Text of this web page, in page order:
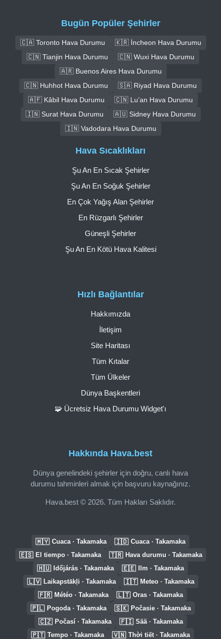
Bugün Popüler Şehirler
🇨🇦 Toronto Hava Durumu
🇰🇷 İncheon Hava Durumu
🇨🇳 Tianjin Hava Durumu
🇨🇳 Wuxi Hava Durumu
🇦🇷 Buenos Aires Hava Durumu
🇨🇳 Huhhot Hava Durumu
🇸🇦 Riyad Hava Durumu
🇦🇫 Kâbil Hava Durumu
🇨🇳 Lu’an Hava Durumu
🇮🇳 Surat Hava Durumu
🇦🇺 Sidney Hava Durumu
🇮🇳 Vadodara Hava Durumu
Hakkında Hava.best
Dünya genelindeki şehirler için doğru, canlı hava
durumu tahminleri almak için başvuru kaynağınız.
Hava.best © 2026. Tüm Hakları Saklıdır.
Hızlı Bağlantılar
Hakkımızda
İletişim
Site Haritası
Tüm Kıtalar
Tüm Ülkeler
Dünya Başkentleri
🧩 Ücretsiz Hava Durumu Widget'ı
Hava Sıcaklıkları
Şu An En Sıcak Şehirler
Şu An En Soğuk Şehirler
En Çok Yağış Alan Şehirler
En Rüzgarlı Şehirler
Güneşli Şehirler
Şu An En Kötü Hava Kalitesi
🇲🇾 Cuaca · Takamaka 🇮🇩 Cuaca · Takamaka
🇪🇸 El tiempo · Takamaka 🇹🇷 Hava durumu · Takamaka
🇭🇺 Időjárás · Takamaka 🇪🇪 Ilm · Takamaka
🇱🇻 Laikapstākļi · Takamaka 🇮🇹 Meteo · Takamaka
🇫🇷 Météo · Takamaka 🇱🇹 Oras · Takamaka
🇵🇱 Pogoda · Takamaka 🇸🇰 Počasie · Takamaka
🇨🇿 Počasí · Takamaka 🇫🇮 Sää · Takamaka
🇵🇹 Tempo · Takamaka 🇻🇳 Thời tiết · Takamaka